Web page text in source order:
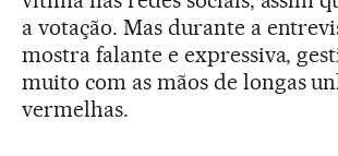
a votação. Mas durante a
mostra falante e expressiva,
muito com as mãos de longas
vermelhas.